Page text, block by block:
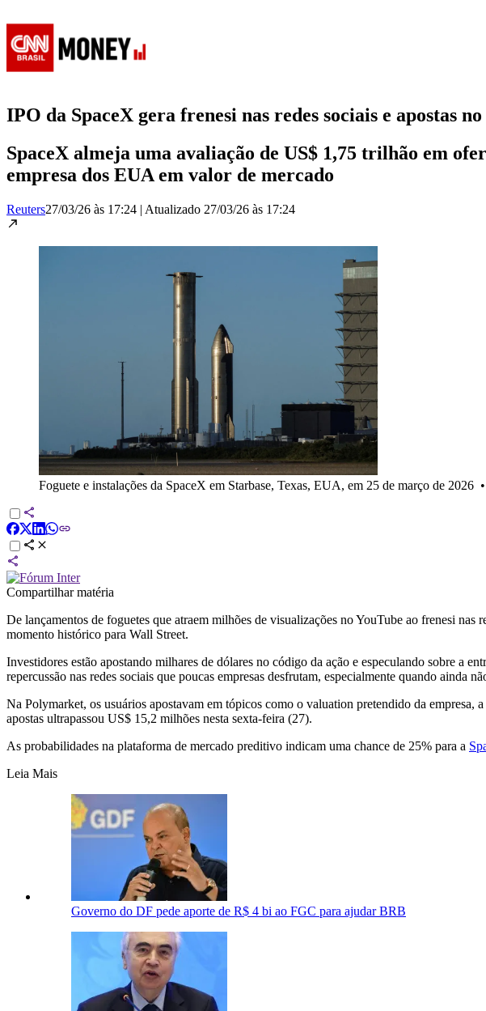
IPO da SpaceX gera frenesi nas redes sociais e apostas
SpaceX almeja uma avaliação de US$ 1,75 trilhão em
empresa dos EUA em valor de mercado
Reuters27/03/26 às 17:24 | Atualizado 27/03/26 às 17:24
Foguete e instalações da SpaceX em Starbase, Texas, EUA, em 25 de março de 2026 •
Compartilhar matéria
De lançamentos de foguetes que atraem milhões de visualizações no YouTube ao frenesi
momento histórico para Wall Street.
Investidores estão apostando milhares de dólares no código da ação e especulando sobre a
repercussão nas redes sociais que poucas empresas desfrutam, especialmente quando ainda
Na Polymarket, os usuários apostavam em tópicos como o valuation pretendido da empresa,
apostas ultrapassou US$ 15,2 milhões nesta sexta-feira (27).
As probabilidades na plataforma de mercado preditivo indicam uma chance de 25% para a
Leia Mais
Governo do DF pede aporte de R$ 4 bi ao FGC para ajudar BRB